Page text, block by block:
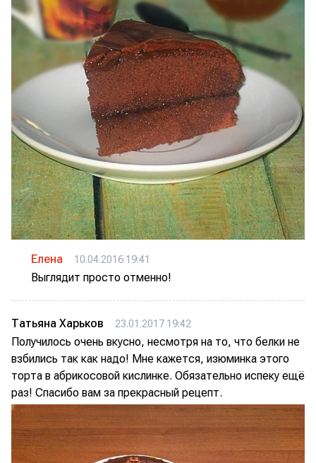
Елена 10.04.2016 19:41
Выглядит просто отменно!
Татьяна Харьков 23.01.2017 19:42
Получилось очень вкусно, несмотря на то, что белки не
взбились так как надо! Мне кажется, изюминка этого
торта в абрикосовой кислинке. Обязательно испеку ещё
раз! Спасибо вам за прекрасный рецепт.